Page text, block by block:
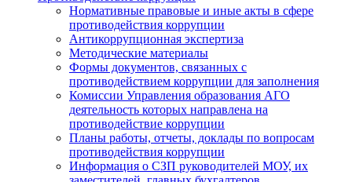
Нормативные правовые и иные акты в сфере
противодействия коррупции
Антикоррупционная экспертиза
Методические материалы
Формы документов, связанных с
противодействием коррупции для заполнения
Комиссии Управления образования АГО
деятельность которых направлена на
противодействие коррупции
Планы работы, отчеты, доклады по вопросам
противодействия коррупции
Информация о СЗП руководителей МОУ, их